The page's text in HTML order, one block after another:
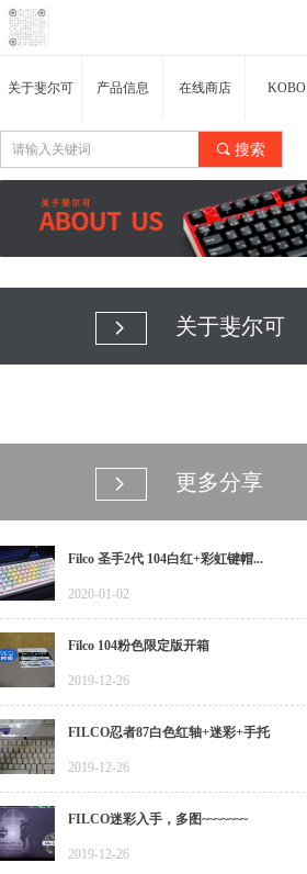
끠 搜索
关于斐尔可 产品信息 在线商店 KOBO
更多分享
넲
Filco 圣手2代 104白红+彩虹键帽...
2020-01-02
Filco 104粉色限定版开箱
2019-12-26
FILCO忍者87白色红轴+迷彩+手托
2019-12-26
FILCO迷彩入手，多图~~~~~~~
2019-12-26
关于斐尔可
넲